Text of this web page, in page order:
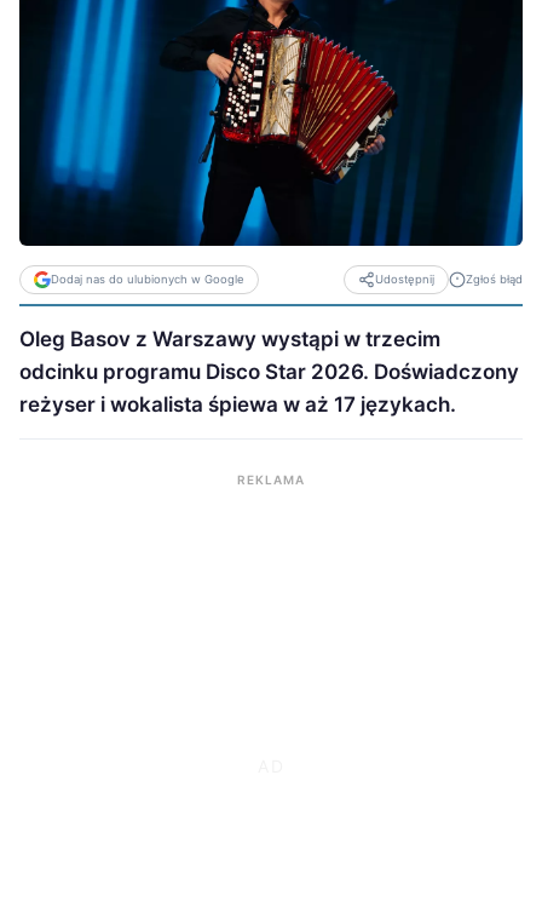
Dodaj nas do ulubionych w Google Udostępnij Zgłoś błąd
Oleg Basov z Warszawy wystąpi w trzecim
odcinku programu Disco Star 2026. Doświadczony
reżyser i wokalista śpiewa w aż 17 językach.
REKLAMA